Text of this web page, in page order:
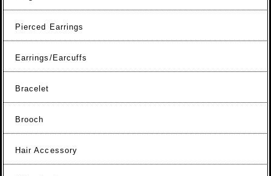
Pierced Earrings
Earrings/Earcuffs
Bracelet
Brooch
Hair Accessory